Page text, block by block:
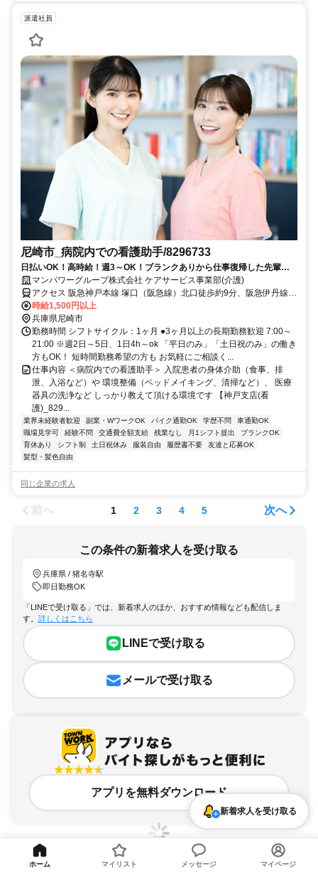
派遣社員
尼崎市_病院内での看護助手/8296733
日払いOK！高時給！週3～OK！ブランクありから仕事復帰した先輩や
ミドル世代も多数活躍中♪
マンパワーグループ株式会社 ケアサービス事業部(介護)
アクセス 阪急神戸本線 塚口（阪急線）北口徒歩約9分、阪急伊丹線
塚口（阪急線）北口徒歩約9分、阪急伊丹線 稲野東改札口徒歩約14分
車・バイク通勤OK（派遣先による）
時給1,500円以上
兵庫県尼崎市
勤務時間 シフトサイクル：1ヶ月 ●3ヶ月以上の長期勤務歓迎 7:00～
21:00 ※週2日～5日、1日4h～ok 「平日のみ」「土日祝のみ」の働き
方もOK！ 短時間勤務希望の方も お気軽にご相談く...
仕事内容 ＜病院内での看護助手＞ 入院患者の身体介助（食事、排
泄、入浴など）や 環境整備（ベッドメイキング、清掃など）、 医療
器具の洗浄など しっかり教えて頂ける環境です 【神戸支店(看
護)_829...
業界未経験者歓迎 副業・WワークOK バイク通勤OK 学歴不問
車通勤OK
職場見学可
経験不問 交通費全額支給 残業なし 月1シフト提出
ブランクOK
育休あり
シフト制 土日祝休み 服装自由 履歴書不要
友達と応募OK
髪型・髪色自由
同じ企業の求人
前へ 1 2 3 4 5 次へ
この条件の新着求人を受け取る
兵庫県 / 猪名寺駅
即日勤務OK
「LINEで受け取る」では、新着求人のほか、おすすめ情報なども配信しま
す。 詳しくはこちら
LINEで受け取る
メールで受け取る
アプリを無料ダウンロード
新着求人を受け取る
ホーム マイリスト メッセージ マイページ